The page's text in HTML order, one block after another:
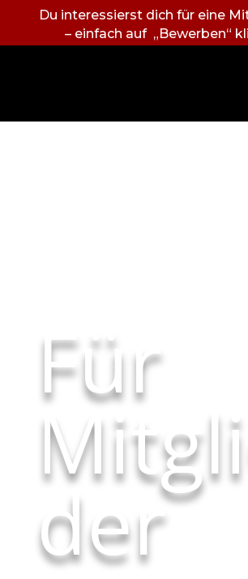
Du interessierst dich für eine
– einfach auf „Bewerben“
Für
der